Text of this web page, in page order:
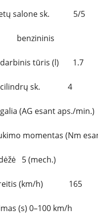
salone sk. 5/5
benzininis
darbinis tūris (l) 1.7
cilindrų sk. 4
galia (AG esant aps./
momentas
5 (mech.)
(km/h) 165
(s) 0–100